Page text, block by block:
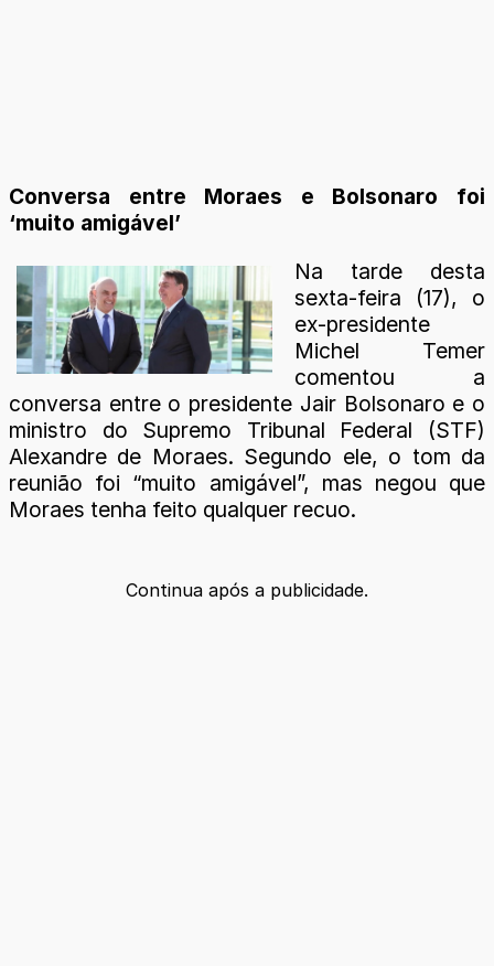
Conversa entre Moraes e Bolsonaro foi
‘muito amigável’
Na tarde desta
sexta-feira (17), o
ex-presidente
Michel Temer
comentou a
conversa entre o presidente Jair Bolsonaro e o
ministro do Supremo Tribunal Federal (STF)
Alexandre de Moraes. Segundo ele, o tom da
reunião foi “muito amigável”, mas negou que
Moraes tenha feito qualquer recuo.
Continua após a publicidade.